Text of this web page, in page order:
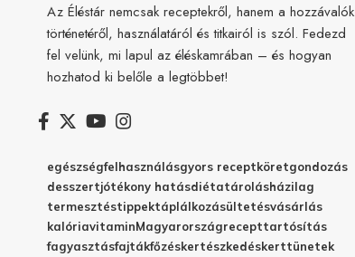
Az Éléstár nemcsak receptekről, hanem a hozzávalók
történetéről, használatáról és titkairól is szól. Fedezd
fel velünk, mi lapul az éléskamrában – és hogyan
hozhatod ki belőle a legtöbbet!
egészségfelhasználásgyors receptköretgondozás
desszertjótékony hatásdiétatárolásházilag
termesztéstippektáplálkozásültetésvásárlás
kalóriavitaminMagyarországrecepttartósítás
fagyasztásfajtákfőzéskertészkedéskerttünetek